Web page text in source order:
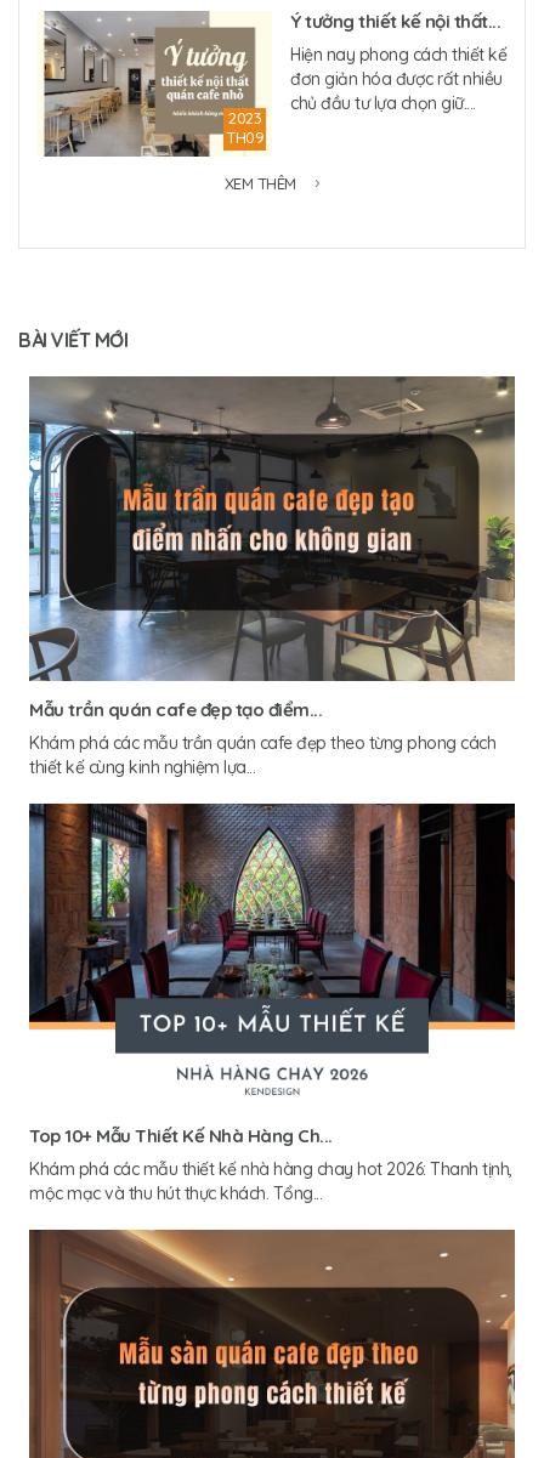
2023
TH09
Ý tưởng thiết kế nội thất...
Hiện nay phong cách thiết kế
đơn giản hóa được rất nhiều
chủ đầu tư lựa chọn giữ....
XEM THÊM
BÀI VIẾT MỚI
Mẫu trần quán cafe đẹp tạo điểm...
Khám phá các mẫu trần quán cafe đẹp theo từng phong cách
thiết kế cùng kinh nghiệm lựa...
Top 10+ Mẫu Thiết Kế Nhà Hàng Ch...
Khám phá các mẫu thiết kế nhà hàng chay hot 2026: Thanh tịnh,
mộc mạc và thu hút thực khách. Tổng...